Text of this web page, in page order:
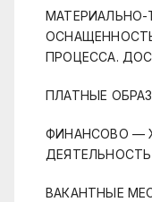
МАТЕРИАЛЬНО-
ПРОЦЕССА.
ПЛАТНЫЕ
ФИНАНСОВО —
ДЕЯТЕЛЬНОСТЬ
ВАКАНТНЫЕ